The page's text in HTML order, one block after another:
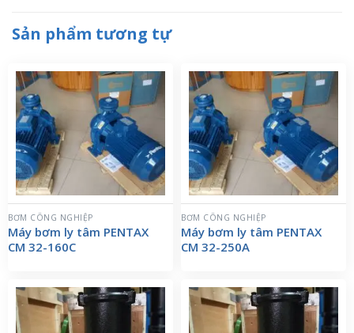
Sản phẩm tương tự
BƠM CÔNG NGHIỆP
Máy bơm ly tâm PENTAX
CM 32-160C
BƠM CÔNG NGHIỆP
Máy bơm ly tâm PENTAX
CM 32-250A